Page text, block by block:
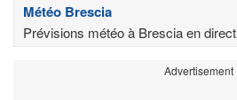
Météo Brescia
Prévisions météo à Brescia en direct
Advertisement